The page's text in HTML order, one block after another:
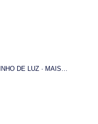
DE LUZ MAIS…